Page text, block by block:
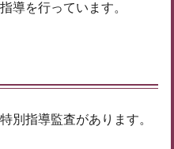
導を行っています。
別指導監査があります。